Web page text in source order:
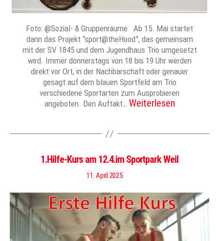
Foto: @Sozial- & Gruppenräume Ab 15. Mai startet
dann das Projekt “sport@theHood”, das gemeinsam
mit der SV 1845 und dem Jugendhaus Trio umgesetzt
wird. Immer donnerstags von 18 bis 19 Uhr werden
direkt vor Ort, in der Nachbarschaft oder genauer
gesagt auf dem blauen Sportfeld am Trio
verschiedene Sportarten zum Ausprobieren
angeboten. Den Auftakt… Weiterlesen
1.Hilfe-Kurs am 12.4.im Sportpark Weil
11. April 2025